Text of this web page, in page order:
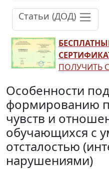
Статьи (ДОД)
ПОЛУЧИТЬ
Особенности
формированию
чувств и
обучающихся с
отсталостью
нарушениями)